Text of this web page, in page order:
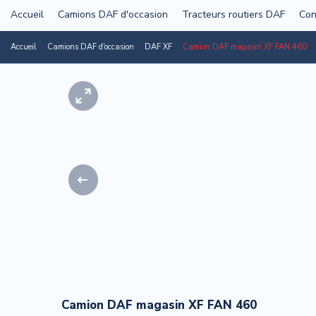
Accueil Camions DAF d'occasion Tracteurs routiers DAF
Accueil Camions DAF d'occasion DAF XF Camion DAF magasin XF FAN 460
Camion DAF magasin XF FAN 460